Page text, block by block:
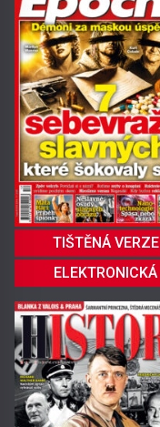
TIŠTĚNÁ VERZE
ELEKTRONICKÁ